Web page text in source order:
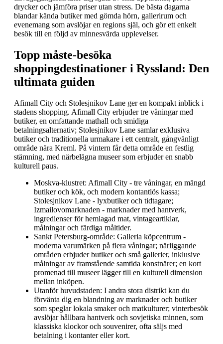
drycker och jämföra priser utan stress. De bästa dagarna
blandar kända butiker med gömda hörn, gallerirum och
evenemang som avslöjar en regions själ, och gör ett enkelt
besök till en följd av minnesvärda upplevelser.
Topp måste-besöka
shoppingdestinationer i Ryssland: Den
ultimata guiden
Afimall City och Stolesjnikov Lane ger en kompakt inblick i
stadens shopping. Afimall City erbjuder tre våningar med
butiker, en omfattande mathall och smidiga
betalningsalternativ; Stolesjnikov Lane samlar exklusiva
butiker och traditionella urmakare i ett centralt, gångvänligt
område nära Kreml. På vintern får detta område en festlig
stämning, med närbelägna museer som erbjuder en snabb
kulturell paus.
Moskva-klustret: Afimall City - tre våningar, en mängd
butiker och kök, och modern kontantlös kassa;
Stolesjnikov Lane - lyxbutiker och tidtagare;
Izmailovomarknaden - marknader med hantverk,
ingredienser för hemlagad mat, vintageartiklar,
målningar och färdiga måltider.
Sankt Petersburg-område: Galleria köpcentrum -
moderna varumärken på flera våningar; närliggande
områden erbjuder butiker och små gallerier, inklusive
målningar av framstående samtida konstnärer; en kort
promenad till museer lägger till en kulturell dimension
mellan inköpen.
Utanför huvudstaden: I andra stora distrikt kan du
förvänta dig en blandning av marknader och butiker
som speglar lokala smaker och matkulturer; vinterbesök
avslöjar hållbara hantverk och sovjetiska minnen, som
klassiska klockor och souvenirer, ofta säljs med
betalning i kontanter eller kort.